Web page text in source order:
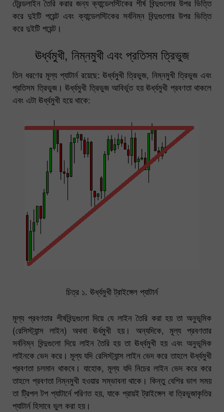
ট্রেন্ডলাইন তৈরি করার জন্য ক্যান্ডেলস্টিকের শীর্ষ বিন্দুগুলোর উপর ভিত্তি
করে দুইটি পয়েন্ট এবং ক্যান্ডেলস্টিকের সর্বনিম্ন বিন্দুগুলোর উপর ভিত্তি
করে দুইটি পয়েন্ট।
ঊর্ধ্বমুখী, নিম্নমুখী এবং প্রতিসম ত্রিভুজ
তিন ধরণের মূল্য প্যাটার্ন রয়েছে: ঊর্ধ্বমুখী ত্রিভুজ, নিম্নমুখী ত্রিভুজ এবং
প্রতিসম ত্রিভুজ। ঊর্ধ্বমুখী ত্রিভুজ আবির্ভূত হয় ঊর্ধ্বমুখী প্রবণতা থাকলে
এবং এটা ঊর্ধ্বমুখী হয়ে থাকে:
চিত্র ১. ঊর্ধ্বমুখী ট্রাইঙ্গেল প্যাটার্ন
মূল্য প্রবণতার শীর্ষবিন্দুগুলো দিয়ে যে লাইন তৈরি করা হয় তা অনুভূমিক
(রেসিস্ট্যান্স লাইন) অথবা ঊর্ধমুখী হয়। অন্যদিকে, মূল্য প্রবণতার
সর্বনিম্ন বিন্দুগুলো দিয়ে লাইন তৈরি হয় তা ঊর্ধ্বমুখী হয় এবং অনুভূমিক
লাইনকে ভেদ করে। মূল্য যদি রেসিস্ট্যান্স লাইন ভেদ করে তাহলে ঊর্ধ্বমুখী
প্রবণতা চলমান থাকবে। যাহোক, মূল্য যদি নিচের লাইন ভেদ করে করে
তাহলে প্রবণতা নিম্নমুখী হওয়ার সম্ভাবনা থাকে। কিন্তু বেশির ভাগ সময়
তা ট্রিপল টপ প্যাটার্নে পরিণত হয়, যাকে প্রায়ই ট্রাইঙ্গেল বা ত্রিভুজাকৃতির
প্যাটার্ন হিসাবে ভুল করা হয়।